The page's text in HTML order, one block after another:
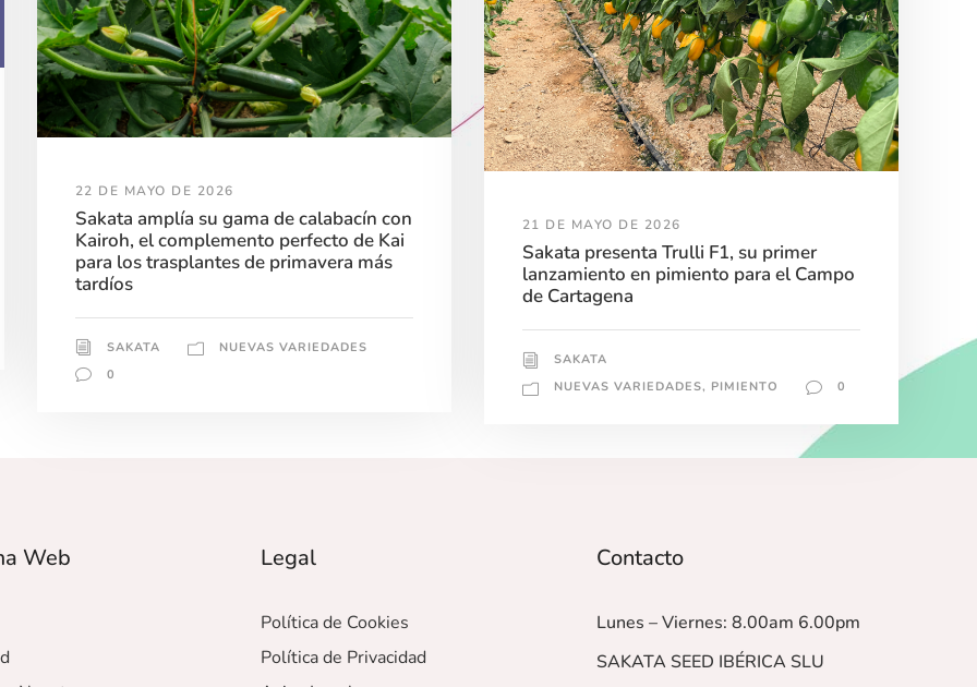
22 DE MAYO DE 2026
Sakata amplía su gama de calabacín con
Kairoh, el complemento perfecto de Kai
para los trasplantes de primavera más
tardíos
SAKATA
NUEVAS VARIEDADES
0
21 DE MAYO DE 2026
Sakata presenta Trulli F1, su primer
lanzamiento en pimiento para el Campo
de Cartagena
SAKATA
NUEVAS VARIEDADES, PIMIENTO 0
Web Legal
Política de Cookies
Política de Privacidad
Contacto
Lunes – Viernes: 8.00am 6.00pm
SAKATA SEED IBÉRICA SLU